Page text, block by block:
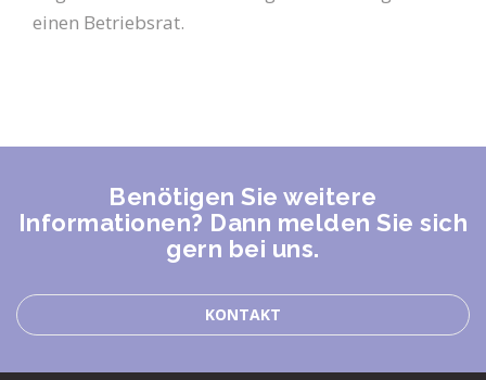
einen Betriebsrat.
Benötigen Sie weitere
Informationen? Dann melden Sie sich
gern bei uns.
KONTAKT